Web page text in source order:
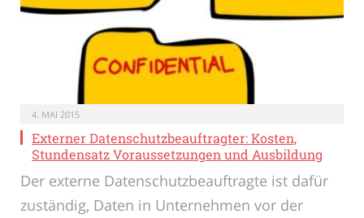
4. MAI 2015
Externer Datenschutzbeauftragter: Kosten,
Stundensatz Voraussetzungen und Ausbildung
Der externe Datenschutzbeauftragte ist dafür
zuständig, Daten in Unternehmen vor der